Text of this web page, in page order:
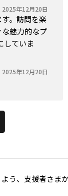
2025年12月20日
。訪問を楽
魅力的なプ
していま
2025年12月20日
う、支援者さま